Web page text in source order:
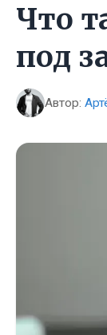
Что
под
Автор: